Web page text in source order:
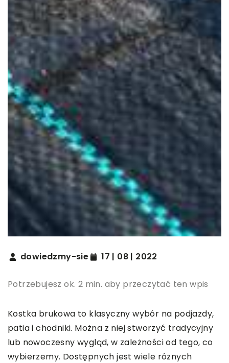
dowiedzmy-sie 17 | 08 | 2022
Potrzebujesz ok. 2 min. aby przeczytać ten wpis
Kostka brukowa to klasyczny wybór na podjazdy,
patia i chodniki. Można z niej stworzyć tradycyjny
lub nowoczesny wygląd, w zależności od tego, co
wybierzemy. Dostępnych jest wiele różnych